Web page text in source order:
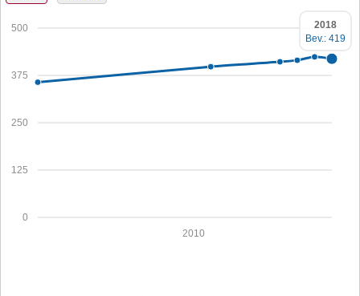
0
125
250
375
500
2010
2018
Bev.: 419